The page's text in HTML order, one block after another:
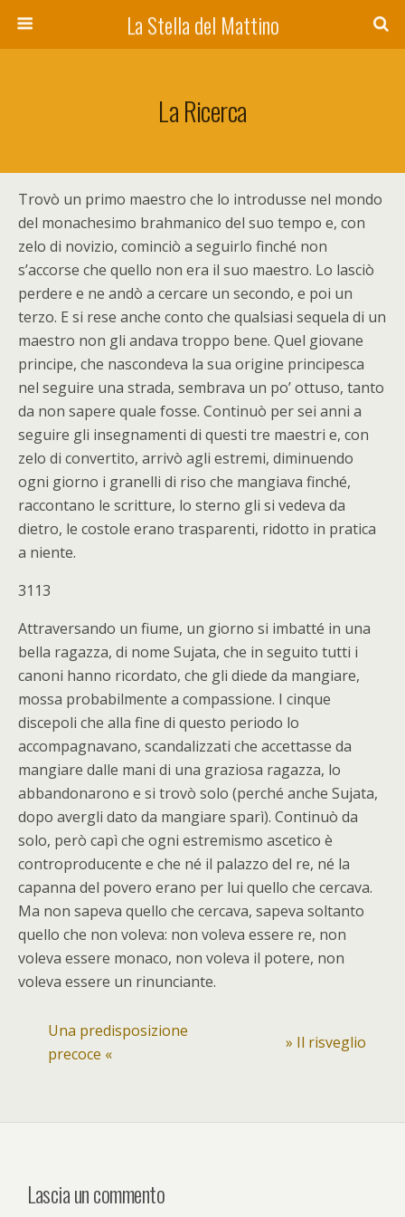
La Stella del Mattino
La Ricerca
Trovò un primo maestro che lo introdusse nel mondo
del monachesimo brahmanico del suo tempo e, con
zelo di novizio, cominciò a seguirlo finché non
s’accorse che quello non era il suo maestro. Lo lasciò
perdere e ne andò a cercare un secondo, e poi un
terzo. E si rese anche conto che qualsiasi sequela di un
maestro non gli andava troppo bene. Quel giovane
principe, che nascondeva la sua origine principesca
nel seguire una strada, sembrava un po’ ottuso, tanto
da non sapere quale fosse. Continuò per sei anni a
seguire gli insegnamenti di questi tre maestri e, con
zelo di convertito, arrivò agli estremi, diminuendo
ogni giorno i granelli di riso che mangiava finché,
raccontano le scritture, lo sterno gli si vedeva da
dietro, le costole erano trasparenti, ridotto in pratica
a niente.
3113
Attraversando un fiume, un giorno si imbatté in una
bella ragazza, di nome Sujata, che in seguito tutti i
canoni hanno ricordato, che gli diede da mangiare,
mossa probabilmente a compassione. I cinque
discepoli che alla fine di questo periodo lo
accompagnavano, scandalizzati che accettasse da
mangiare dalle mani di una graziosa ragazza, lo
abbandonarono e si trovò solo (perché anche Sujata,
dopo avergli dato da mangiare sparì). Continuò da
solo, però capì che ogni estremismo ascetico è
controproducente e che né il palazzo del re, né la
capanna del povero erano per lui quello che cercava.
Ma non sapeva quello che cercava, sapeva soltanto
quello che non voleva: non voleva essere re, non
voleva essere monaco, non voleva il potere, non
voleva essere un rinunciante.
Una predisposizione
precoce «
» Il risveglio
Lascia un commento